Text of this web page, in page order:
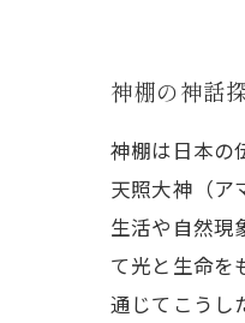
神棚の神話
神棚は日本の
天照大神（ア
生活や自然現
て光と生命を
通じてこうし